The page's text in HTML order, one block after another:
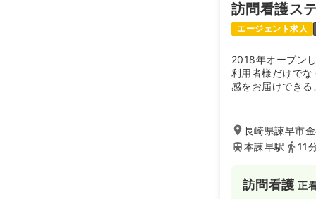
訪問看護ス
エージェント求人
2018年オープン
利用者様だけで
感をお届けでき
いります。
長崎県諫早市
本諫早駅
11
訪問看護正